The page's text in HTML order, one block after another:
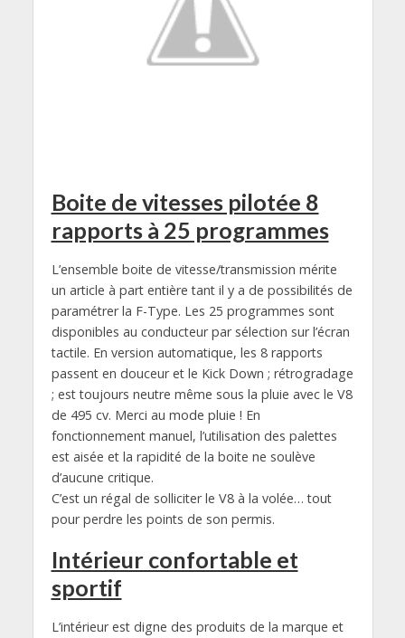
Boite de vitesses pilotée 8
rapports à 25 programmes
L’ensemble boite de vitesse/transmission mérite
un article à part entière tant il y a de possibilités de
paramétrer la F-Type. Les 25 programmes sont
disponibles au conducteur par sélection sur l’écran
tactile. En version automatique, les 8 rapports
passent en douceur et le Kick Down ; rétrogradage
; est toujours neutre même sous la pluie avec le V8
de 495 cv. Merci au mode pluie ! En
fonctionnement manuel, l’utilisation des palettes
est aisée et la rapidité de la boite ne soulève
d’aucune critique.
C’est un régal de solliciter le V8 à la volée… tout
pour perdre les points de son permis.
Intérieur confortable et
sportif
L’intérieur est digne des produits de la marque et